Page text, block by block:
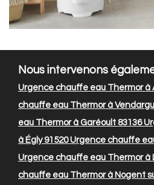
Nous intervenons
Urgence chauffe eau Thermor à
chauffe eau Thermor à
eau Thermor à Garéoult 83136
à Égly 91520Urgence chauffe
Urgence chauffe eau Thermor à
chauffe eau Thermor à Nogent